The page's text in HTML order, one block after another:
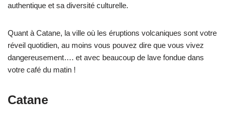
authentique et sa diversité culturelle.
Quant à Catane, la ville où les éruptions volcaniques sont votre
réveil quotidien, au moins vous pouvez dire que vous vivez
dangereusement…. et avec beaucoup de lave fondue dans
votre café du matin !
Catane